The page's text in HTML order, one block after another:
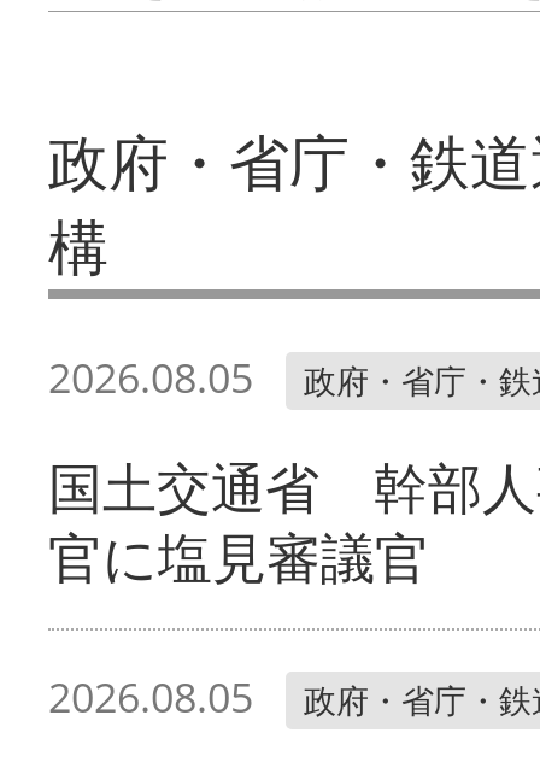
政府・省庁・鉄
構
2026.08.05 政府・省庁・
国土交通省 幹部
官に塩見審議官
2026.08.05 政府・省庁・